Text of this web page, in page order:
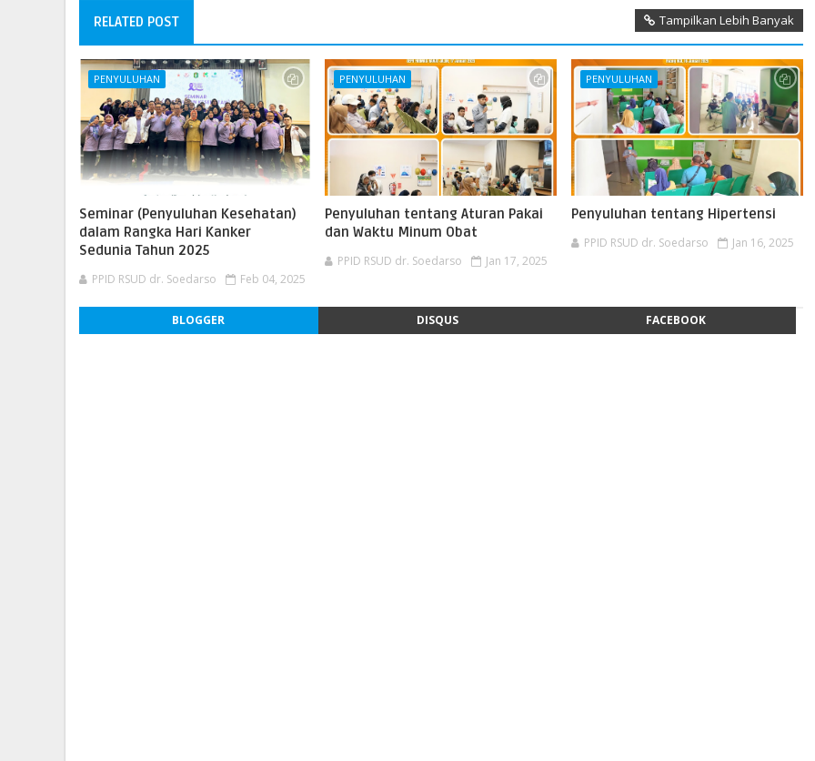
RELATED POST Tampilkan Lebih Banyak
PENYULUHAN
Seminar (Penyuluhan Kesehatan)
dalam Rangka Hari Kanker
Sedunia Tahun 2025
PPID RSUD dr. Soedarso Feb 04, 2025
PENYULUHAN
Penyuluhan tentang Aturan Pakai
dan Waktu Minum Obat
PPID RSUD dr. Soedarso Jan 17, 2025
PENYULUHAN
Penyuluhan tentang Hipertensi
PPID RSUD dr. Soedarso Jan 16, 2025
BLOGGER DISQUS FACEBOOK